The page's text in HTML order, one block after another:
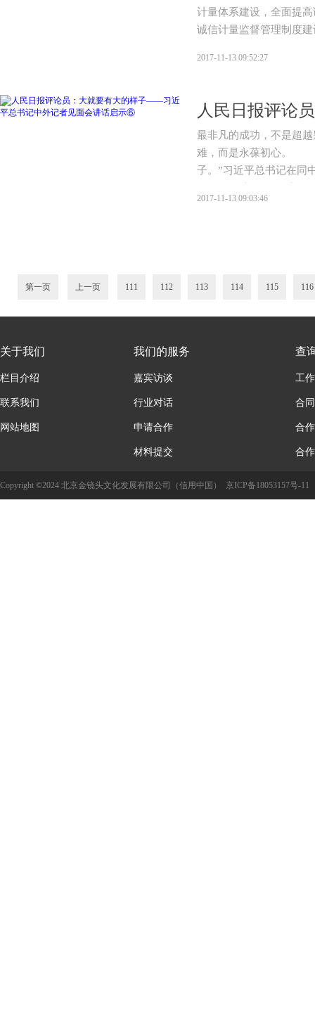
计量体系建设，全面提
诚信计量监督管理制度
2017-11-13 09:52:27
最非凡的成功，不是超
难，而是永葆初心。 “
子。”习近平总书记在同
2017-11-13 09:03:46
第一页 上一页 111 112 113 114 115 116
关于我们
栏目介绍
联系我们
网站地图
我们的服务
嘉宾访谈
行业对话
申请合作
材料提交
查
工
合
合
合
Copyright ©2024 北京金镜头文化发展有限公司（信用中国） 京ICP备18053157号-11